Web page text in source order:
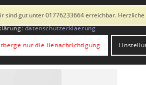
sind gut unter 01776233664 erreichbar. Herzliche
Sonderausstellung
der Seite stimmst du der
datenschutzerklaerung
nur die Benachrichtigung